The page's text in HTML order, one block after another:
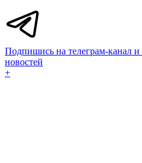
Подпишись на телеграм-канал и
новостей
+